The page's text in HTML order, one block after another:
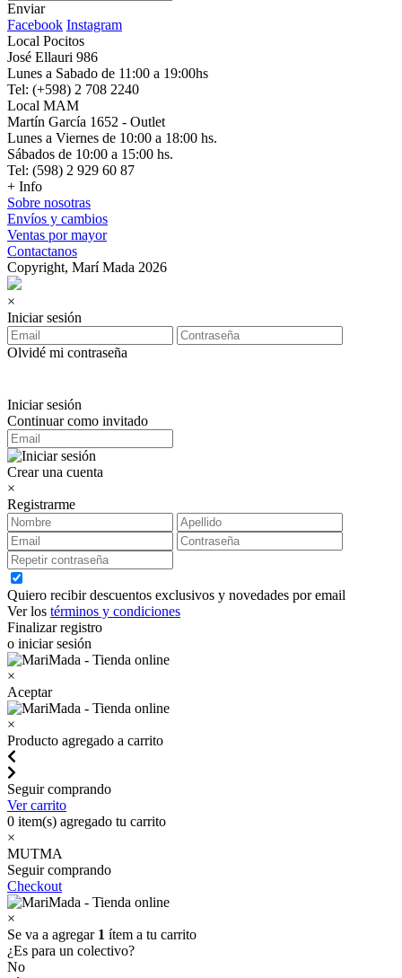
Enviar
Facebook Instagram
Local Pocitos
José Ellauri 986
Lunes a Sabado de 11:00 a 19:00hs
Tel: (+598) 2 708 2240
Local MAM
Martín García 1652 - Outlet
Lunes a Viernes de 10:00 a 18:00 hs.
Sábados de 10:00 a 15:00 hs.
Tel: (598) 2 929 60 87
+ Info
Sobre nosotras
Envíos y cambios
Ventas por mayor
Contactanos
Copyright, Marí Mada 2026
×
Iniciar sesión
Olvidé mi contraseña
Iniciar sesión
Continuar como invitado
Crear una cuenta
×
Registrarme
Quiero recibir descuentos exclusivos y novedades por email
Ver los términos y condiciones
Finalizar registro
o iniciar sesión
×
Aceptar
×
Producto agregado a carrito
Seguir comprando
Ver carrito
0 item(s) agregado tu carrito
×
MUTMA
Seguir comprando
Checkout
×
Se va a agregar 1 ítem a tu carrito
¿Es para un colectivo?
No